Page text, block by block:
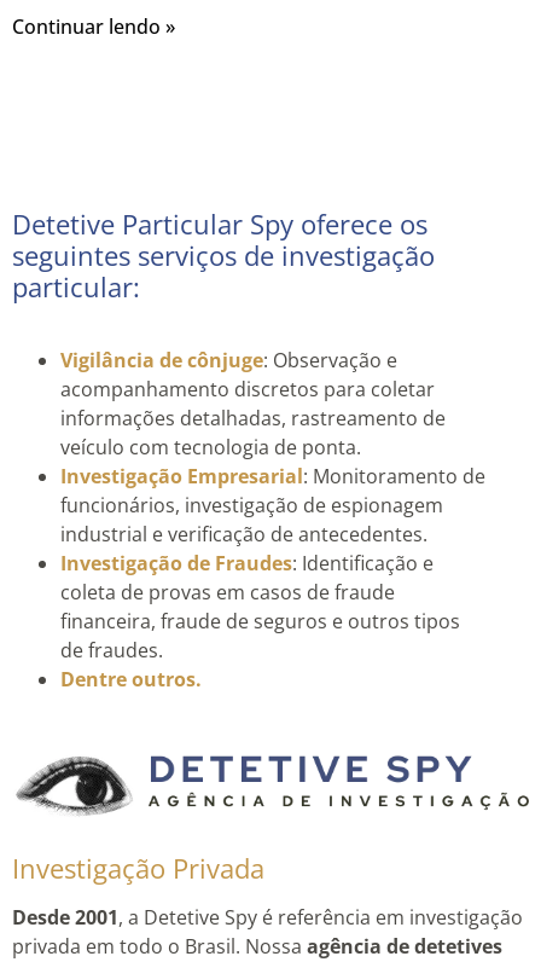
Continuar lendo »
Detetive Particular Spy oferece os
seguintes serviços de investigação
particular:
Vigilância de cônjuge: Observação e
acompanhamento discretos para coletar
informações detalhadas, rastreamento de
veículo com tecnologia de ponta.
Investigação Empresarial: Monitoramento de
funcionários, investigação de espionagem
industrial e verificação de antecedentes.
Investigação de Fraudes: Identificação e
coleta de provas em casos de fraude
financeira, fraude de seguros e outros tipos
de fraudes.
Dentre outros.
Investigação Privada
Desde 2001, a Detetive Spy é referência em investigação
privada em todo o Brasil. Nossa agência de detetives